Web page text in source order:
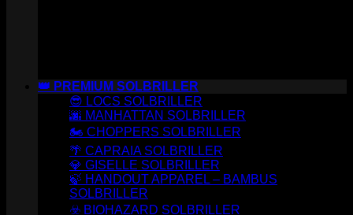
👑 PREMIUM SOLBRILLER
😎 LOCS SOLBRILLER
🌆 MANHATTAN SOLBRILLER
🏍️ CHOPPERS SOLBRILLER
🌴 CAPRAIA SOLBRILLER
💎 GISELLE SOLBRILLER
🍃 HANDOUT APPAREL – BAMBUS
SOLBRILLER
☣️ BIOHAZARD SOLBRILLER